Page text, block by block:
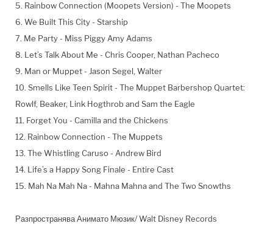
5. Rainbow Connection (Moopets Version) - The Moopets
6. We Built This City - Starship
7. Me Party - Miss Piggy Amy Adams
8. Let’s Talk About Me - Chris Cooper, Nathan Pacheco
9. Man or Muppet - Jason Segel, Walter
10. Smells Like Teen Spirit - The Muppet Barbershop Quartet:
Rowlf, Beaker, Link Hogthrob and Sam the Eagle
11. Forget You - Camilla and the Chickens
12. Rainbow Connection - The Muppets
13. The Whistling Caruso - Andrew Bird
14. Life’s a Happy Song Finale - Entire Cast
15. Mah Na Mah Na - Mahna Mahna and The Two Snowths
Разпространява Анимато Мюзик/ Walt Disney Records